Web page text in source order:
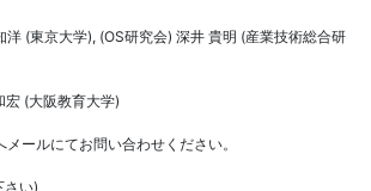
洋 (東京大学), (OS研究会) 深井 貴明 (産業技術総合研
宏 (大阪教育大学)
ールにてお問い合わせください。
さい)